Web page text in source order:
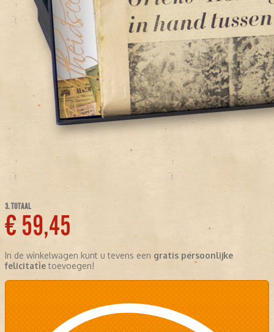
3. TOTAAL
€ 59,45
In de winkelwagen kunt u tevens een gratis persoonlijke
felicitatietoevoegen!